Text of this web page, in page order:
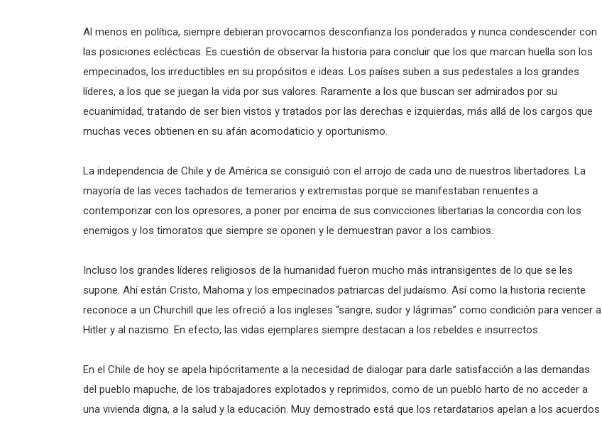
Al menos en política, siempre debieran provocarnos desconfianza los ponderados y nunca condescender con
las posiciones eclécticas. Es cuestión de observar la historia para concluir que los que marcan huella son los
empecinados, los irreductibles en su propósitos e ideas. Los países suben a sus pedestales a los grandes
líderes, a los que se juegan la vida por sus valores. Raramente a los que buscan ser admirados por su
ecuanimidad, tratando de ser bien vistos y tratados por las derechas e izquierdas, más allá de los cargos que
muchas veces obtienen en su afán acomodaticio y oportunismo.
La independencia de Chile y de América se consiguió con el arrojo de cada uno de nuestros libertadores. La
mayoría de las veces tachados de temerarios y extremistas porque se manifestaban renuentes a
contemporizar con los opresores, a poner por encima de sus convicciones libertarias la concordia con los
enemigos y los timoratos que siempre se oponen y le demuestran pavor a los cambios.
Incluso los grandes líderes religiosos de la humanidad fueron mucho más intransigentes de lo que se les
supone. Ahí están Cristo, Mahoma y los empecinados patriarcas del judaísmo. Así como la historia reciente
reconoce a un Churchill que les ofreció a los ingleses “sangre, sudor y lágrimas” como condición para vencer a
Hitler y al nazismo. En efecto, las vidas ejemplares siempre destacan a los rebeldes e insurrectos.
En el Chile de hoy se apela hipócritamente a la necesidad de dialogar para darle satisfacción a las demandas
del pueblo mapuche, de los trabajadores explotados y reprimidos, como de un pueblo harto de no acceder a
una vivienda digna, a la salud y la educación. Muy demostrado está que los retardatarios apelan a los acuerdos